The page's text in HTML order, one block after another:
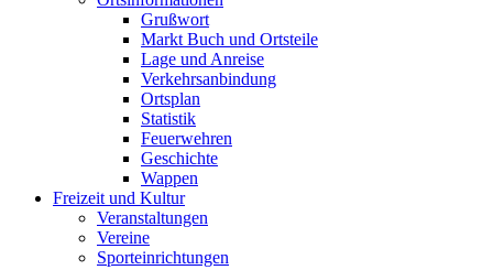
Grußwort
Markt Buch und Ortsteile
Lage und Anreise
Verkehrsanbindung
Ortsplan
Statistik
Feuerwehren
Geschichte
Wappen
Freizeit und Kultur
Veranstaltungen
Vereine
Sporteinrichtungen